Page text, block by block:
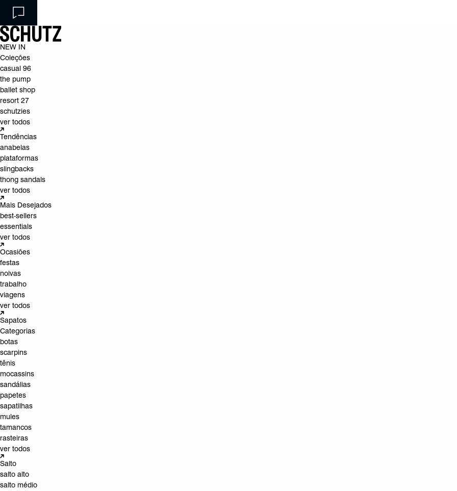
NEW IN
Coleções
casual 96
the pump
ballet shop
resort 27
schutzies
ver todos
Tendências
anabelas
plataformas
slingbacks
thong sandals
ver todos
Mais Desejados
best-sellers
essentials
ver todos
Ocasiões
festas
noivas
trabalho
viagens
ver todos
Sapatos
Categorias
botas
scarpins
tênis
mocassins
sandálias
papetes
sapatilhas
mules
tamancos
rasteiras
ver todos
Salto
salto alto
salto médio